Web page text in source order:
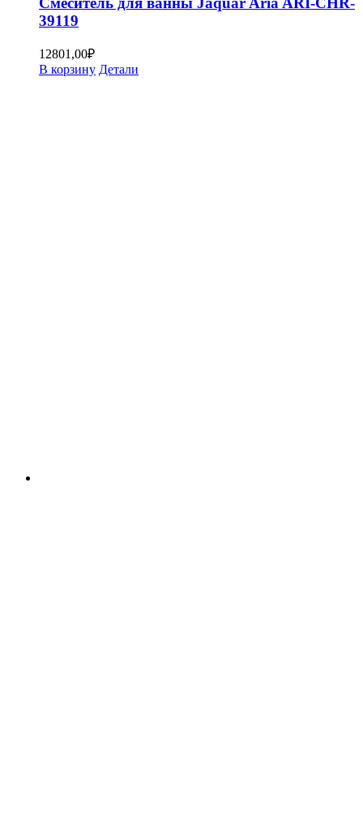
39119
12801,00₽
В корзину Детали